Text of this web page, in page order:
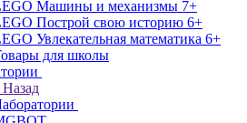
Машины и механизмы 7+
Построй свою историю 6+
Увлекательная математика 6+
для школы
Назад